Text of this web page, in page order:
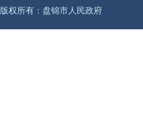
版权所有：盘锦市人民政府